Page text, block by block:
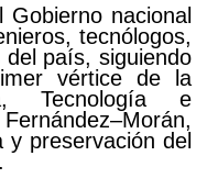
nacional
tecnólogos,
país, siguiendo
vértice de la
Tecnología e
preservación del